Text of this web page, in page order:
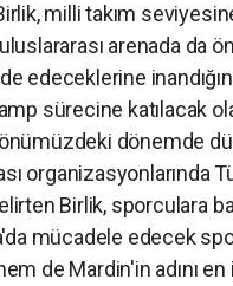
milli takım
arenada da
edeceklerine
sürecine katılacak
dönemde
organizasyonlarında
Birlik, sporculara
mücadele edecek
de Mardin'in adını